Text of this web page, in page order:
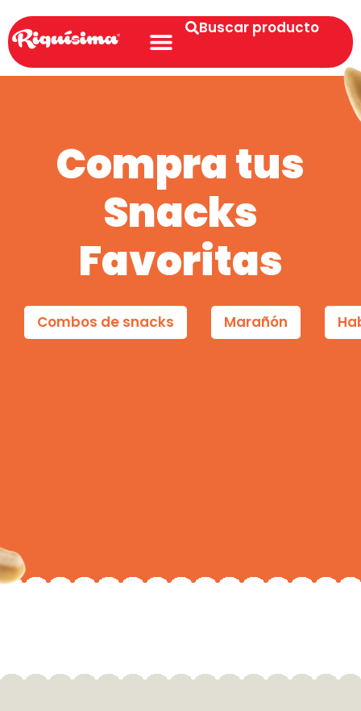
Buscar producto
Compra tus
Snacks
Favoritas
Combos de snacks Marañón